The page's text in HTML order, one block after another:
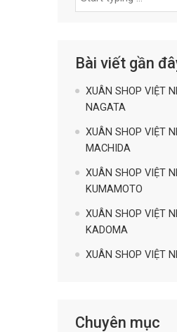
Bài viết gần
XUÂN SHOP VIỆT
NAGATA
XUÂN SHOP VIỆT
MACHIDA
XUÂN SHOP VIỆT
KUMAMOTO
XUÂN SHOP VIỆT
KADOMA
XUÂN SHOP VIỆT
Chuyên mục